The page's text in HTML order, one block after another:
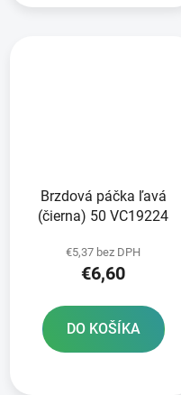
Brzdová páčka ľavá
(čierna) 50 VC19224
€5,37 bez DPH
€6,60
DO KOŠÍKA